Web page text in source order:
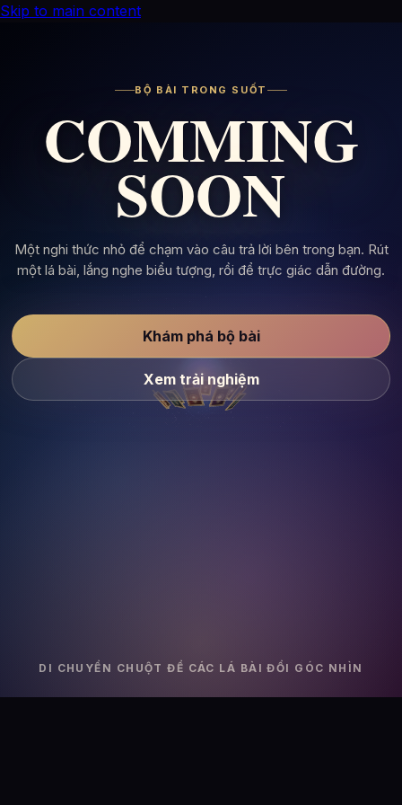
Skip to main content
BỘ BÀI TRONG SUỐT
COMMING
SOON
Một nghi thức nhỏ để chạm vào câu trả lời bên trong bạn. Rút
một lá bài, lắng nghe biểu tượng, rồi để trực giác dẫn đường.
Khám phá bộ bài
Xem trải nghiệm
DI CHUYỂN CHUỘT ĐỂ CÁC LÁ BÀI ĐỔI GÓC NHÌN